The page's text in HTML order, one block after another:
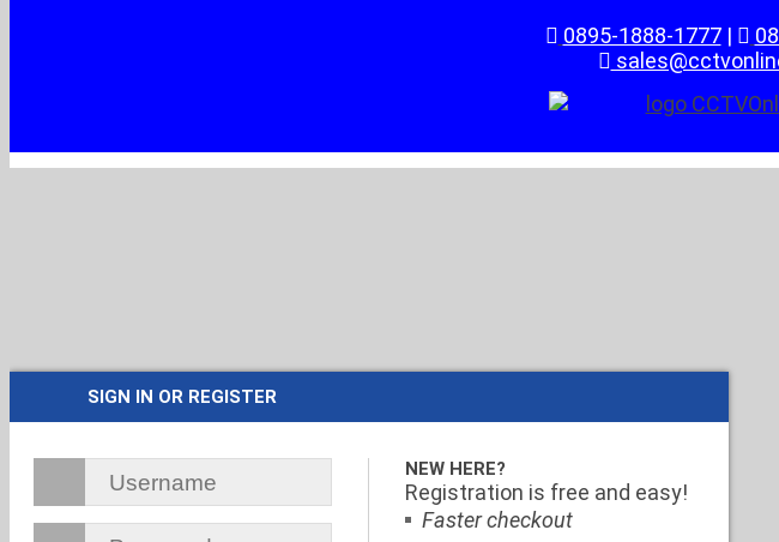
0895-1888-1777|
SIGN IN OR REGISTER
NEW HERE?
Registration is free and easy!
Faster checkout